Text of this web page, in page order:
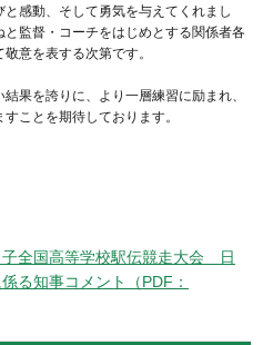
感動、そして勇気を与えてくれまし
監督・コーチをはじめとする関係者各
意を表する次第です。
果を誇りに、より一層練習に励まれ、
ことを期待しております。
全国高等学校駅伝競走大会 日
る知事コメント（PDF：